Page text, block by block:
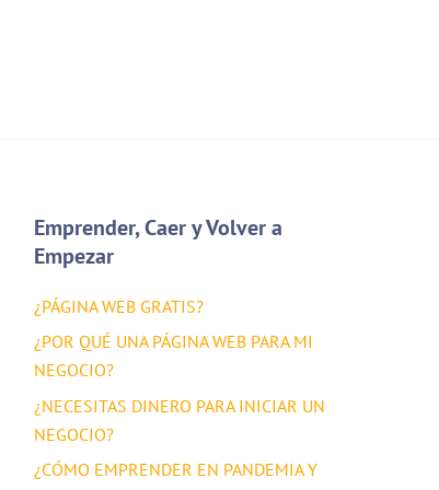
Emprender, Caer y Volver a
Empezar
¿PÁGINA WEB GRATIS?
¿POR QUÉ UNA PÁGINA WEB PARA MI
NEGOCIO?
¿NECESITAS DINERO PARA INICIAR UN
NEGOCIO?
¿CÓMO EMPRENDER EN PANDEMIA Y